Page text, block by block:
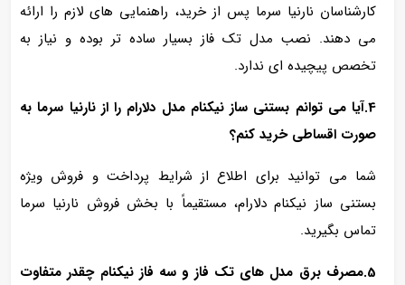
کارشناسان نارنیا سرما پس از خرید، راهنمایی‌ های لازم را ارائه
می‌ دهند. نصب مدل تک فاز بسیار ساده‌ تر بوده و نیاز به
تخصص پیچیده‌ ای ندارد.
4.آیا می توانم بستنی ساز نیکنام مدل دلارام را از نارنیا سرما به‌
صورت اقساطی خرید کنم؟
شما می‌ توانید برای اطلاع از شرایط پرداخت و فروش ویژه
بستنی ساز نیکنام دلارام، مستقیماً با بخش فروش نارنیا سرما
تماس بگیرید.
5.مصرف برق مدل‌ های تک فاز و سه فاز نیکنام چقدر متفاوت